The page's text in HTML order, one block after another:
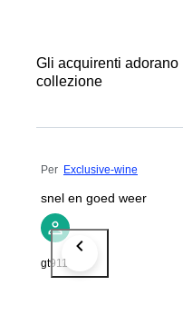
Gli acquirenti
collezione
Per Exclusive-wine
snel en goed weer
gt911